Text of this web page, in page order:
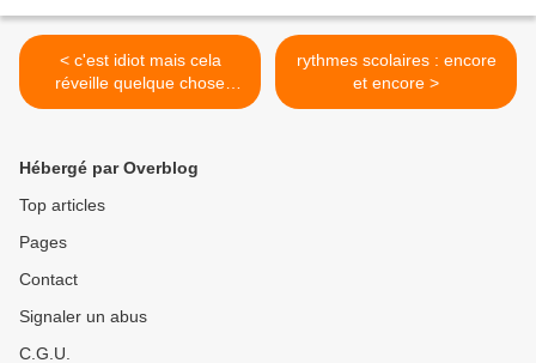
< c'est idiot mais cela
réveille quelque chose
d'essentiel
rythmes scolaires : encore
et encore >
Hébergé par Overblog
Top articles
Pages
Contact
Signaler un abus
C.G.U.